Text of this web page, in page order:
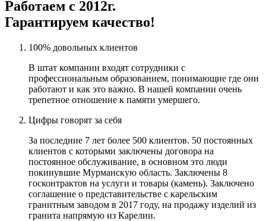
Работаем с 2012г.
Гарантируем качество!
100% довольных клиентов
В штат компании входят сотрудники с
профессиональным образованием, понимающие где они
работают и как это важно. В нашей компании очень
трепетное отношение к памяти умершего.
Цифры говорят за себя
За последние 7 лет более 500 клиентов. 50 постоянных
клиентов с которыми заключены договора на
постоянное обслуживание, в основном это люди
покинувшие Мурманскую область. Заключены 8
госконтрактов на услуги и товары (камень). Заключено
соглашение о представительстве с карельским
гранитным заводом в 2017 году, на продажу изделий из
гранита напрямую из Карелии.